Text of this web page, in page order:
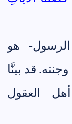
الرسول- هو
قد بينَّا
العقول